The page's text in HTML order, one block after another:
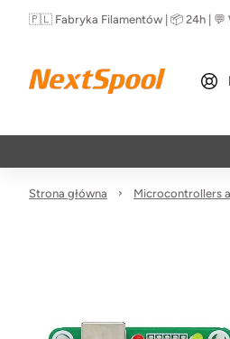
🇵🇱 Fabryka Filamentów | 📦 24h | 💬
Strona główna Microcontrollers